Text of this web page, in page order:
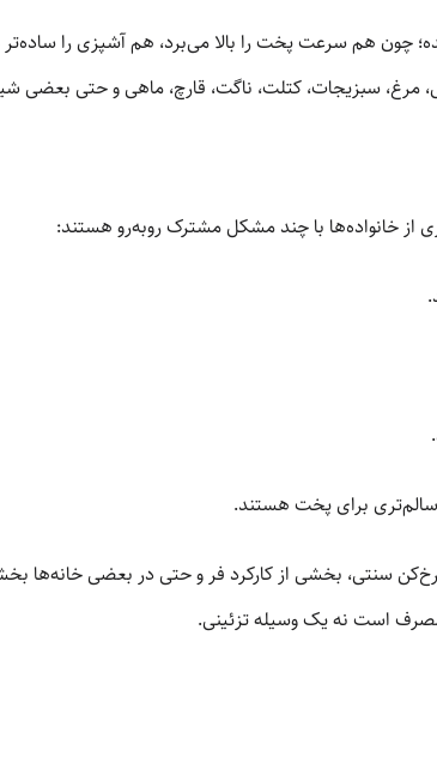
چون هم سرعت پخت را بالا می‌برد، هم آشپزی را
سبزیجات، کتلت، ناگت، قارچ، ماهی و حتی بعضی
از خانواده‌ها با چند مشکل مشترک روبه‌رو هستند:
سالم‌تری برای پخت هستند.
سنتی، بخشی از کارکرد فر و حتی در بعضی خانه‌ها
است نه یک وسیله تزئینی.